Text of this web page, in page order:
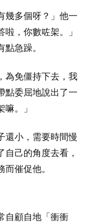
幾多個呀？」他一
，你數咗架。」
急躁。
為免僵持下去，我
點委屈地說出了一
。」
還小，需要時間慢
己的角度去看，
催促他。
自顧自地「衝衝